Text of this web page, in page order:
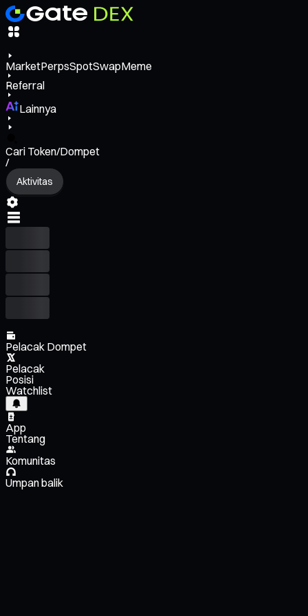
MarketPerpsSpotSwapMeme
Referral
Lainnya
Cari Token/Dompet
/
Aktivitas
Pelacak Dompet
Pelacak
Posisi
Watchlist
App
Tentang
Komunitas
Umpan balik